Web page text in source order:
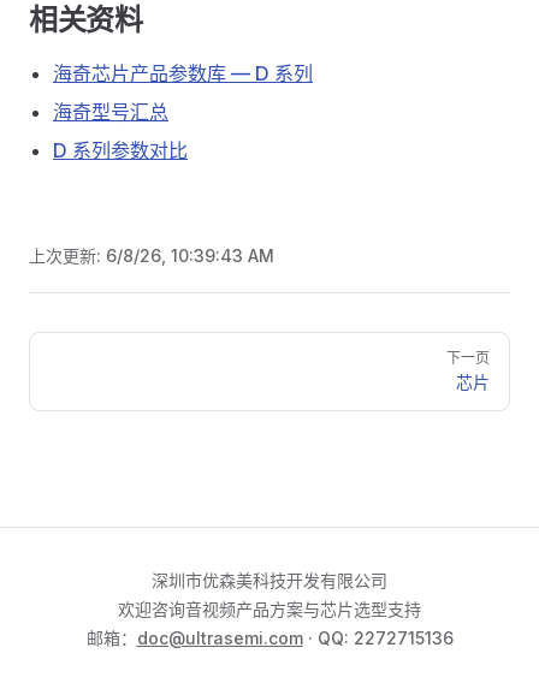
相关资料
海奇芯片产品参数库 — D 系列
海奇型号汇总
D 系列参数对比
上次更新: 6/8/26, 10:39:43 AM
Pager
下一页
芯片
深圳市优森美科技开发有限公司
欢迎咨询音视频产品方案与芯片选型支持
邮箱： doc@ultrasemi.com· QQ: 2272715136